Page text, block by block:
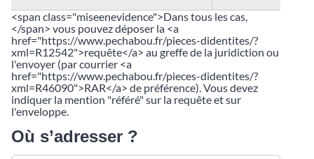
<span class="miseenevidence">Dans tous les cas,
</span> vous pouvez déposer la <a
href="https://www.pechabou.fr/pieces-didentites/?
xml=R12542">requête</a> au greffe de la juridiction ou
l'envoyer (par courrier <a
href="https://www.pechabou.fr/pieces-didentites/?
xml=R46090">RAR</a> de préférence). Vous devez
indiquer la mention "référé" sur la requête et sur
l'enveloppe.
Où s’adresser ?